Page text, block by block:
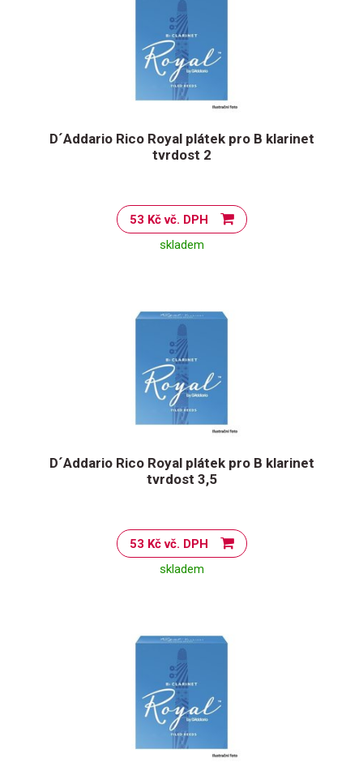
D´Addario Rico Royal plátek pro B klarinet
tvrdost 2
53 Kč vč. DPH
skladem
D´Addario Rico Royal plátek pro B klarinet
tvrdost 3,5
53 Kč vč. DPH
skladem